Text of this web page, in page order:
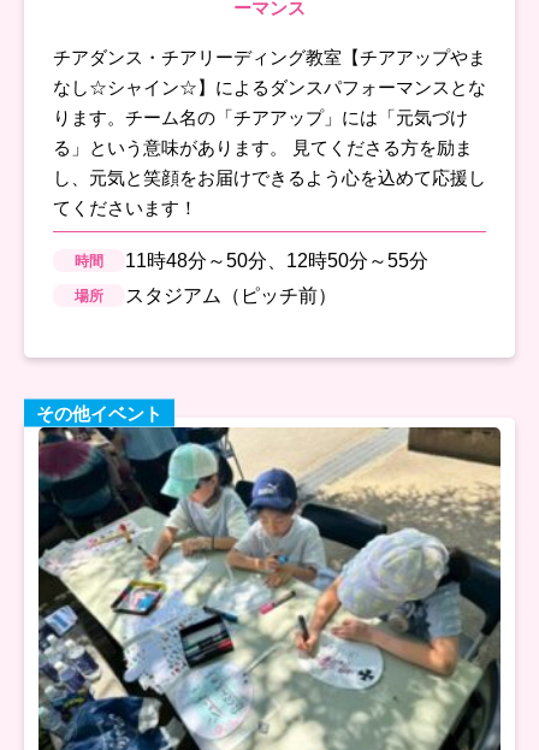
ーマンス
チアダンス・チアリーディング教室【チアアップやま
なし☆シャイン☆】によるダンスパフォーマンスとな
ります。チーム名の「チアアップ」には「元気づけ
る」という意味があります。 見てくださる方を励ま
し、元気と笑顔をお届けできるよう心を込めて応援し
てくださいます！
時間 11時48分～50分、12時50分～55分
場所 スタジアム（ピッチ前）
その他イベント